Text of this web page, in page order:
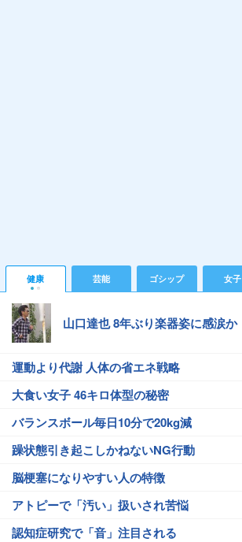
健康 芸能 ゴシップ 女子
山口達也 8年ぶり楽器姿に感涙か
運動より代謝 人体の省エネ戦略
大食い女子 46キロ体型の秘密
バランスボール毎日10分で20kg減
躁状態引き起こしかねないNG行動
脳梗塞になりやすい人の特徴
アトピーで「汚い」扱いされ苦悩
認知症研究で「音」注目される